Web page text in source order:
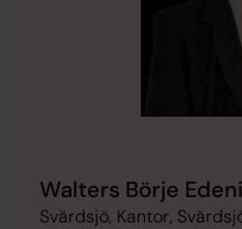
Walters Börje
Svärdsjö, Kantor,